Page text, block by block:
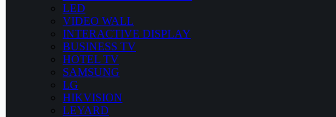
LED
VIDEO WALL
INTERACTIVE DISPLAY
BUSINESS TV
HOTEL TV
SAMSUNG
LG
HIKVISION
LEYARD